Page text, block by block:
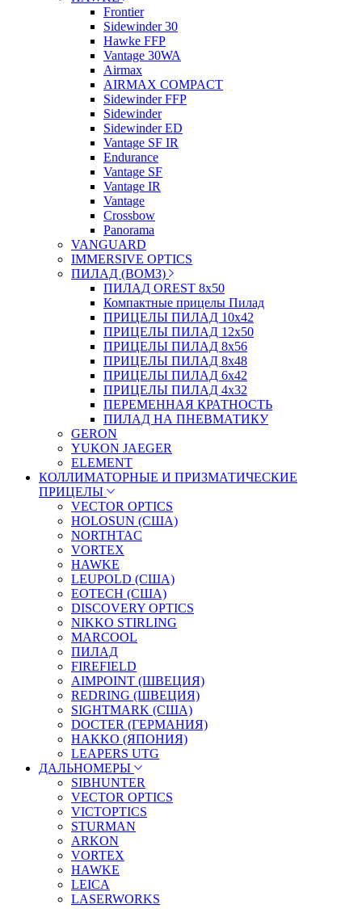
Frontier
Sidewinder 30
Hawke FFP
Vantage 30WA
Airmax
AIRMAX COMPACT
Sidewinder FFP
Sidewinder
Sidewinder ED
Vantage SF IR
Endurance
Vantage SF
Vantage IR
Vantage
Crossbow
Panorama
VANGUARD
IMMERSIVE OPTICS
ПИЛАД (ВОМЗ)
ПИЛАД OREST 8х50
Компактные прицелы Пилад
ПРИЦЕЛЫ ПИЛАД 10х42
ПРИЦЕЛЫ ПИЛАД 12х50
ПРИЦЕЛЫ ПИЛАД 8х56
ПРИЦЕЛЫ ПИЛАД 8х48
ПРИЦЕЛЫ ПИЛАД 6х42
ПРИЦЕЛЫ ПИЛАД 4х32
ПЕРЕМЕННАЯ КРАТНОСТЬ
ПИЛАД НА ПНЕВМАТИКУ
GERON
YUKON JAEGER
ELEMENT
КОЛЛИМАТОРНЫЕ И ПРИЗМАТИЧЕСКИЕ
ПРИЦЕЛЫ
VECTOR OPTICS
HOLOSUN (США)
NORTHTAC
VORTEX
HAWKE
LEUPOLD (США)
EOTECH (США)
DISCOVERY OPTICS
NIKKO STIRLING
MARCOOL
ПИЛАД
FIREFIELD
AIMPOINT (ШВЕЦИЯ)
REDRING (ШВЕЦИЯ)
SIGHTMARK (США)
DOCTER (ГЕРМАНИЯ)
HAKKO (ЯПОНИЯ)
LEAPERS UTG
ДАЛЬНОМЕРЫ
SIBHUNTER
VECTOR OPTICS
VICTOPTICS
STURMAN
ARKON
VORTEX
HAWKE
LEICA
LASERWORKS